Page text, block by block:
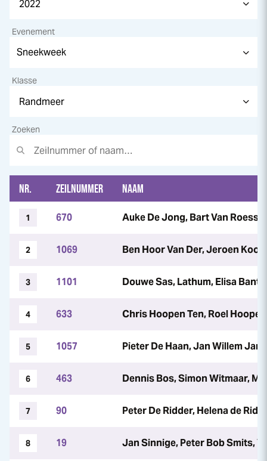
Evenement
Klasse
Zoeken
NR. ZEILNUMMER NAAM
1 670 Auke De Jong, Bart Van Roessel
2 1069 Ben Hoor Van Der, Jeroen Kooi
3 1101 Douwe Sas, Lathum, Elisa Bant,
4 633 Chris Hoopen Ten, Roel
5 1057 Pieter De Haan, Jan Willem
6 463 Dennis Bos, Simon Witmaar,
7 90 Peter De Ridder, Helena de
8 19 Jan Sinnige, Peter Bob Smits,